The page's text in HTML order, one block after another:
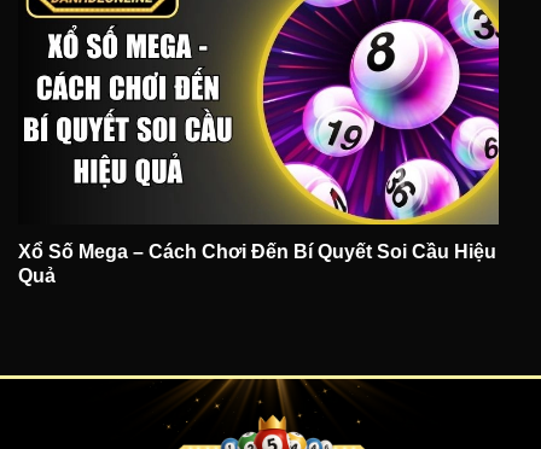
Xổ Số Mega – Cách Chơi Đến Bí Quyết Soi Cầu Hiệu
Quả